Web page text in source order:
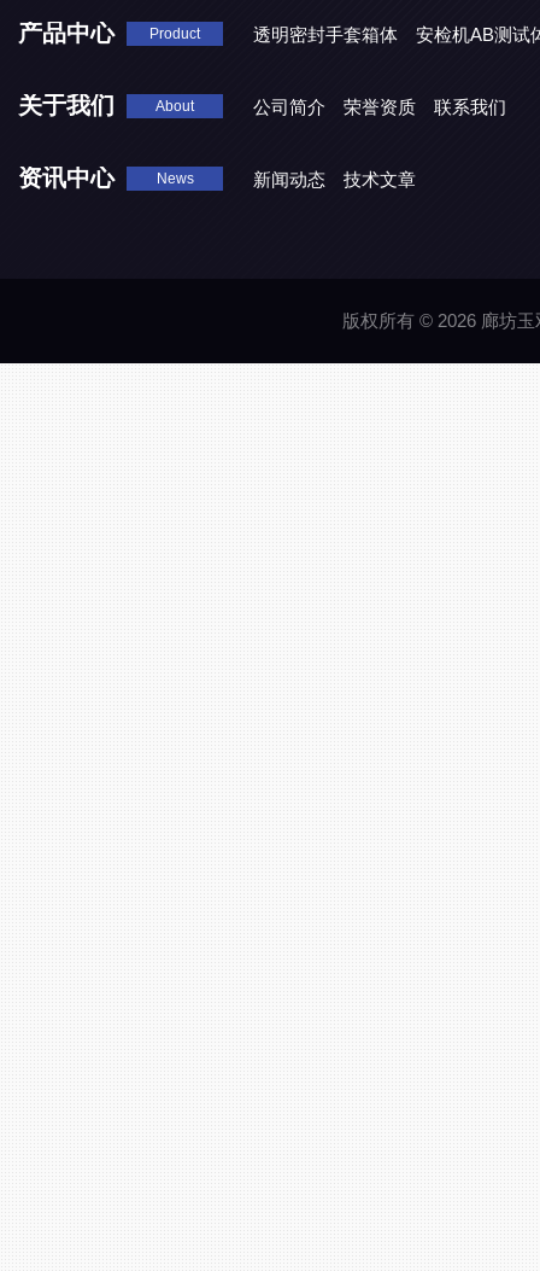
产品中心 Product 透明密封手套箱体 安检机AB测试
关于我们 About 公司简介 荣誉资质 联系我们
资讯中心 News 新闻动态 技术文章
版权所有 © 2026 廊坊